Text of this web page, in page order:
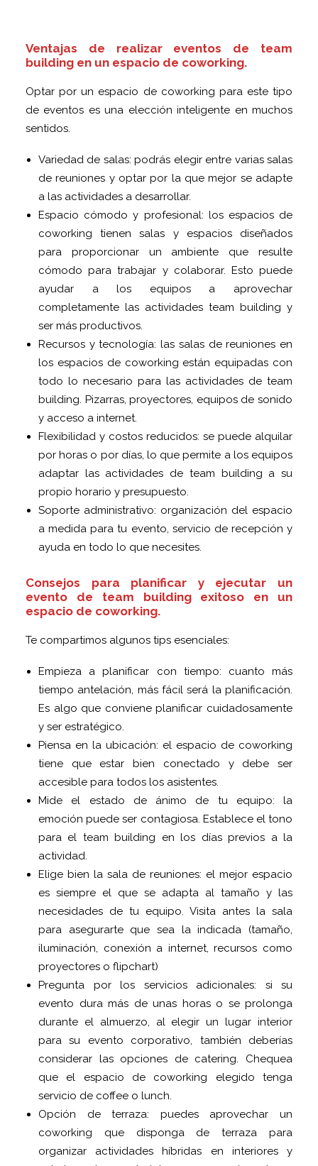
Ventajas de realizar eventos de team
building en un espacio de coworking.
Optar por un espacio de coworking para este tipo
de eventos es una elección inteligente en muchos
sentidos.
Variedad de salas: podrás elegir entre varias salas
de reuniones y optar por la que mejor se adapte
a las actividades a desarrollar.
Espacio cómodo y profesional: los espacios de
coworking tienen salas y espacios diseñados
para proporcionar un ambiente que resulte
cómodo para trabajar y colaborar. Esto puede
ayudar a los equipos a aprovechar
completamente las actividades team building y
ser más productivos.
Recursos y tecnología: las salas de reuniones en
los espacios de coworking están equipadas con
todo lo necesario para las actividades de team
building. Pizarras, proyectores, equipos de sonido
y acceso a internet.
Flexibilidad y costos reducidos: se puede alquilar
por horas o por días, lo que permite a los equipos
adaptar las actividades de team building a su
propio horario y presupuesto.
Soporte administrativo: organización del espacio
a medida para tu evento, servicio de recepción y
ayuda en todo lo que necesites.
Consejos para planificar y ejecutar un
evento de team building exitoso en un
espacio de coworking.
Te compartimos algunos tips esenciales:
Empieza a planificar con tiempo: cuanto más
tiempo antelación, más fácil será la planificación.
Es algo que conviene planificar cuidadosamente
y ser estratégico.
Piensa en la ubicación: el espacio de coworking
tiene que estar bien conectado y debe ser
accesible para todos los asistentes.
Mide el estado de ánimo de tu equipo: la
emoción puede ser contagiosa. Establece el tono
para el team building en los días previos a la
actividad.
Elige bien la sala de reuniones: el mejor espacio
es siempre el que se adapta al tamaño y las
necesidades de tu equipo. Visita antes la sala
para asegurarte que sea la indicada (tamaño,
iluminación, conexión a internet, recursos como
proyectores o flipchart)
Pregunta por los servicios adicionales: si su
evento dura más de unas horas o se prolonga
durante el almuerzo, al elegir un lugar interior
para su evento corporativo, también deberías
considerar las opciones de catering. Chequea
que el espacio de coworking elegido tenga
servicio de coffee o lunch.
Opción de terraza: puedes aprovechar un
coworking que disponga de terraza para
organizar actividades híbridas en interiores y